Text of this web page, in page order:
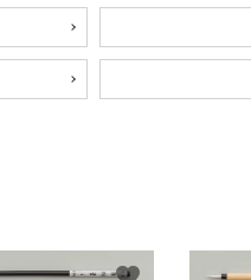
特大筆・珍品筆
前衛